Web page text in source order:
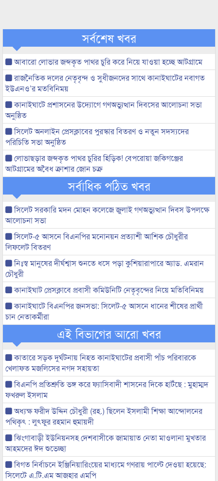
সর্বশেষ খবর
আবারো লোভার জব্দকৃত পাথর চুরি করে নিয়ে যাওয়া হচ্ছে আটগ্রামে
রাজনৈতিক দলের নেতৃবৃন্দ ও সুধীজনদের সাথে কানাইঘাটের নবাগত
ইউএনও’র মতবিনিময়
কানাইঘাটে প্রশাসনের উদ্যোগে গণঅভ্যুত্থান দিবসের আলোচনা সভা
অনুষ্ঠিত
সিলেট অনলাইন প্রেসক্লাবের পুরস্কার বিতরণ ও নতুন সদস্যদের
পরিচিতি সভা অনুষ্ঠিত
লোভাছড়ার জব্দকৃত পাথর চুরির হিড়িক! বেপরোয়া জকিগঞ্জের
আটগ্রামের অবৈধ ক্রাশার জোন চক্র
সর্বাধিক পঠিত খবর
সিলেট সরকারি মদন মোহন কলেজে জুলাই গণঅভ্যুত্থান দিবস উপলক্ষে
আলোচনা সভা
সিলেট-৫ আসনে বিএনপির মনোনয়ন প্রত্যাশী আশিক চৌধুরীর
লিফলেট বিতরণ
নিঃস্ব মানুষের দীর্ঘশ্বাস শুনতে ধসে পড়া কুশিয়ারাপারে অ্যাড. এমরান
চৌধুরী
কানাইঘাট প্রেসক্লাবে প্রবাসী কমিউনিটি নেতৃবৃন্দের নিয়ে মতিবিনিময়
কানাইঘাটে বিএনপির জনসভা: সিলেট-৫ আসনে ধানের শীষের প্রার্থী
চান নেতাকর্মীরা
এই বিভাগের আরো খবর
কাতারে সড়ক দুর্ঘটনায় নিহত কানাইঘাটের প্রবাসী পাঁচ পরিবারকে
খেলাফত মজলিসের নগদ সহায়তা
বিএনপি প্রতিশ্রুতি ভঙ্গ করে ফ্যাসিবাদী শাসনের দিকে হাটঁছে : মুহাম্মদ
ফখরুল ইসলাম
অধ্যক্ষ ফরীদ উদ্দিন চৌধুরী (রহ.) ছিলেন ইসলামী শিক্ষা আন্দোলনের
পথিকৃৎ : লুৎফুর রহমান হুমায়দী
ঝিংগাবাড়ী ইউনিয়নসহ দেশবাসীকে জামায়াত নেতা মাওলানা মুখতার
আহমদের ঈদ শুভেচ্ছা
বিগত নির্বাচনে ইঞ্জিনিয়ারিংয়ের মাধ্যমে গণরায় পাল্টে দেওয়া হয়েছে:
সিলেটে এ.টি.এম আজহার এমপি